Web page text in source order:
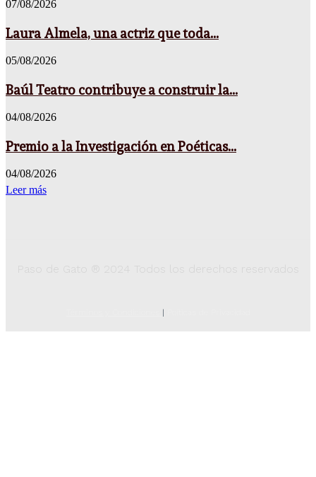
07/08/2026
Laura Almela, una actriz que toda...
05/08/2026
Baúl Teatro contribuye a construir la...
04/08/2026
Premio a la Investigación en Poéticas...
04/08/2026
Leer más
|